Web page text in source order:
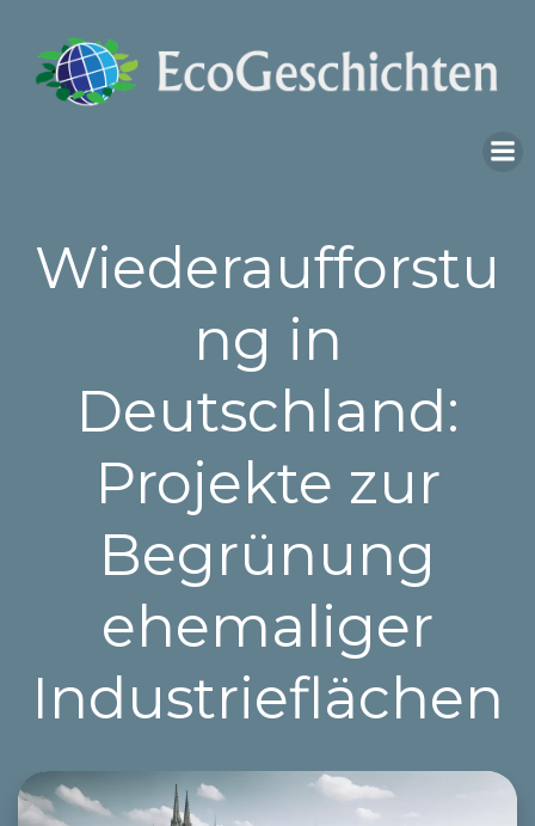
content
Wiederaufforstu
ng in
Deutschland:
Projekte zur
Begrünung
ehemaliger
Industrieflächen